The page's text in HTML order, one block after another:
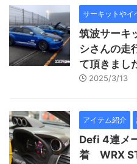
サーキットやイ
筑波サーキ
シさんの走
て頂きまし
2025/3/13
アイテム紹介
Defi 4連メ
着 WRX